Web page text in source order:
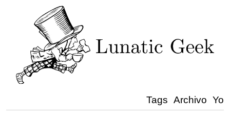
Tags Archivo Yo